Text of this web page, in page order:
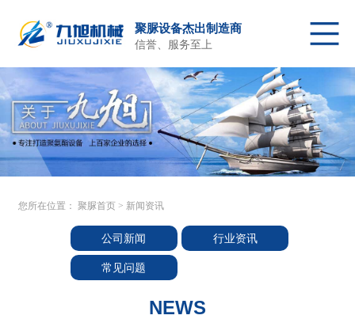
聚脲设备杰出制造商
信誉、服务至上
聚脲首页 聚脲喷涂设备 配件及原料
关于我们 产品中心 客户施工
新闻资讯 售后服务 联系我们
您所在位置： 聚脲首页> 新闻资讯
公司新闻 行业资讯
常见问题
NEWS